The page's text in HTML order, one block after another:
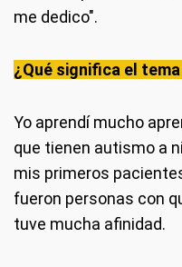
me dedico".
¿Qué significa el
Yo aprendí mucho
que tienen autismo a
mis primeros
fueron personas con
tuve mucha afinidad.